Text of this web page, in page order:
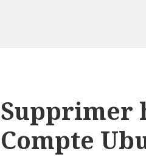
Supprimer
Compte